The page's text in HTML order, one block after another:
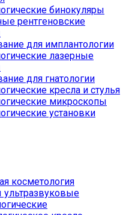
бинокуляры
рентгеновские
для имплантологии
лазерные
для гнатологии
кресла и стулья
микроскопы
установки
косметология
ультразвуковые